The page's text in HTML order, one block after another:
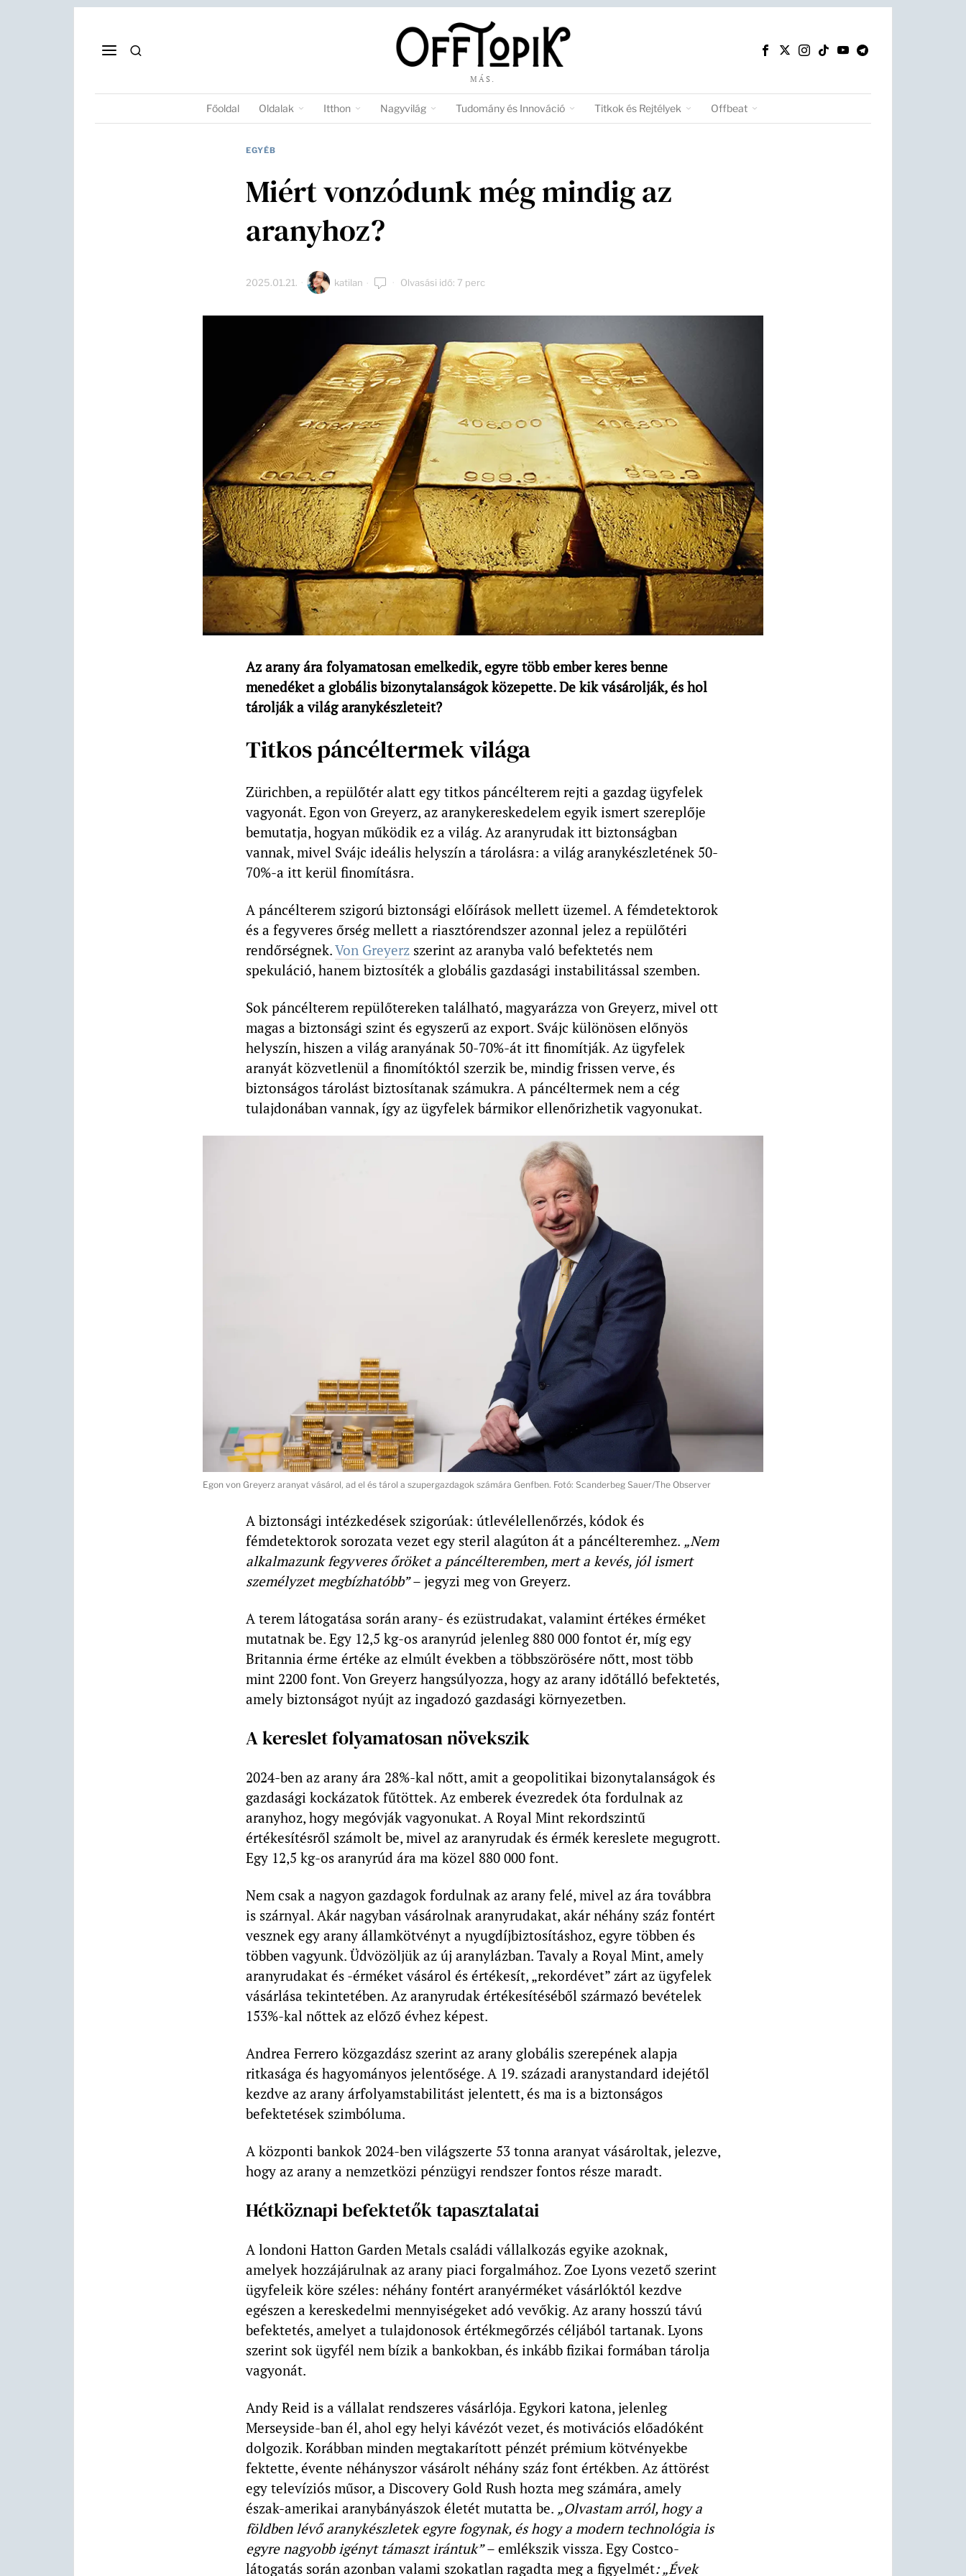
MÁS.
Főoldal Oldalak Itthon Nagyvilág Tudomány és Innováció Titkok és Rejtélyek Offbeat
EGYÉB
Miért vonzódunk még mindig az
aranyhoz?
2025.01.21. katilan Olvasási idő: 7 perc
Az arany ára folyamatosan emelkedik, egyre több ember keres benne
menedéket a globális bizonytalanságok közepette. De kik vásárolják, és hol
tárolják a világ aranykészleteit?
Titkos páncéltermek világa
Zürichben, a repülőtér alatt egy titkos páncélterem rejti a gazdag ügyfelek
vagyonát. Egon von Greyerz, az aranykereskedelem egyik ismert szereplője
bemutatja, hogyan működik ez a világ. Az aranyrudak itt biztonságban
vannak, mivel Svájc ideális helyszín a tárolásra: a világ aranykészletének 50-
70%-a itt kerül finomításra.
A páncélterem szigorú biztonsági előírások mellett üzemel. A fémdetektorok
és a fegyveres őrség mellett a riasztórendszer azonnal jelez a repülőtéri
rendőrségnek.Von Greyerz szerint az aranyba való befektetés nem
spekuláció, hanem biztosíték a globális gazdasági instabilitással szemben.
Sok páncélterem repülőtereken található, magyarázza von Greyerz, mivel ott
magas a biztonsági szint és egyszerű az export. Svájc különösen előnyös
helyszín, hiszen a világ aranyának 50-70%-át itt finomítják. Az ügyfelek
aranyát közvetlenül a finomítóktól szerzik be, mindig frissen verve, és
biztonságos tárolást biztosítanak számukra. A páncéltermek nem a cég
tulajdonában vannak, így az ügyfelek bármikor ellenőrizhetik vagyonukat.
Egon von Greyerz aranyat vásárol, ad el és tárol a szupergazdagok számára Genfben. Fotó: Scanderbeg Sauer/The Observer
A biztonsági intézkedések szigorúak: útlevélellenőrzés, kódok és
fémdetektorok sorozata vezet egy steril alagúton át a páncélteremhez. „Nem
alkalmazunk fegyveres őröket a páncélteremben, mert a kevés, jól ismert
személyzet megbízhatóbb”– jegyzi meg von Greyerz.
A terem látogatása során arany- és ezüstrudakat, valamint értékes érméket
mutatnak be. Egy 12,5 kg-os aranyrúd jelenleg 880 000 fontot ér, míg egy
Britannia érme értéke az elmúlt években a többszörösére nőtt, most több
mint 2200 font. Von Greyerz hangsúlyozza, hogy az arany időtálló befektetés,
amely biztonságot nyújt az ingadozó gazdasági környezetben.
A kereslet folyamatosan növekszik
2024-ben az arany ára 28%-kal nőtt, amit a geopolitikai bizonytalanságok és
gazdasági kockázatok fűtöttek. Az emberek évezredek óta fordulnak az
aranyhoz, hogy megóvják vagyonukat. A Royal Mint rekordszintű
értékesítésről számolt be, mivel az aranyrudak és érmék kereslete megugrott.
Egy 12,5 kg-os aranyrúd ára ma közel 880 000 font.
Nem csak a nagyon gazdagok fordulnak az arany felé, mivel az ára továbbra
is szárnyal. Akár nagyban vásárolnak aranyrudakat, akár néhány száz fontért
vesznek egy arany államkötvényt a nyugdíjbiztosításhoz, egyre többen és
többen vagyunk. Üdvözöljük az új aranylázban. Tavaly a Royal Mint, amely
aranyrudakat és -érméket vásárol és értékesít, „rekordévet” zárt az ügyfelek
vásárlása tekintetében. Az aranyrudak értékesítéséből származó bevételek
153%-kal nőttek az előző évhez képest.
Andrea Ferrero közgazdász szerint az arany globális szerepének alapja
ritkasága és hagyományos jelentősége. A 19. századi aranystandard idejétől
kezdve az arany árfolyamstabilitást jelentett, és ma is a biztonságos
befektetések szimbóluma.
A központi bankok 2024-ben világszerte 53 tonna aranyat vásároltak, jelezve,
hogy az arany a nemzetközi pénzügyi rendszer fontos része maradt.
Hétköznapi befektetők tapasztalatai
A londoni Hatton Garden Metals családi vállalkozás egyike azoknak,
amelyek hozzájárulnak az arany piaci forgalmához. Zoe Lyons vezető szerint
ügyfeleik köre széles: néhány fontért aranyérméket vásárlóktól kezdve
egészen a kereskedelmi mennyiségeket adó vevőkig. Az arany hosszú távú
befektetés, amelyet a tulajdonosok értékmegőrzés céljából tartanak. Lyons
szerint sok ügyfél nem bízik a bankokban, és inkább fizikai formában tárolja
vagyonát.
Andy Reid is a vállalat rendszeres vásárlója. Egykori katona, jelenleg
Merseyside-ban él, ahol egy helyi kávézót vezet, és motivációs előadóként
dolgozik. Korábban minden megtakarított pénzét prémium kötvényekbe
fektette, évente néhányszor vásárolt néhány száz font értékben. Az áttörést
egy televíziós műsor, a Discovery Gold Rush hozta meg számára, amely
észak-amerikai aranybányászok életét mutatta be. „Olvastam arról, hogy a
földben lévő aranykészletek egyre fogynak, és hogy a modern technológia is
egyre nagyobb igényt támaszt irántuk”– emlékszik vissza. Egy Costco-
látogatás során azonban valami szokatlan ragadta meg a figyelmét: „Évek